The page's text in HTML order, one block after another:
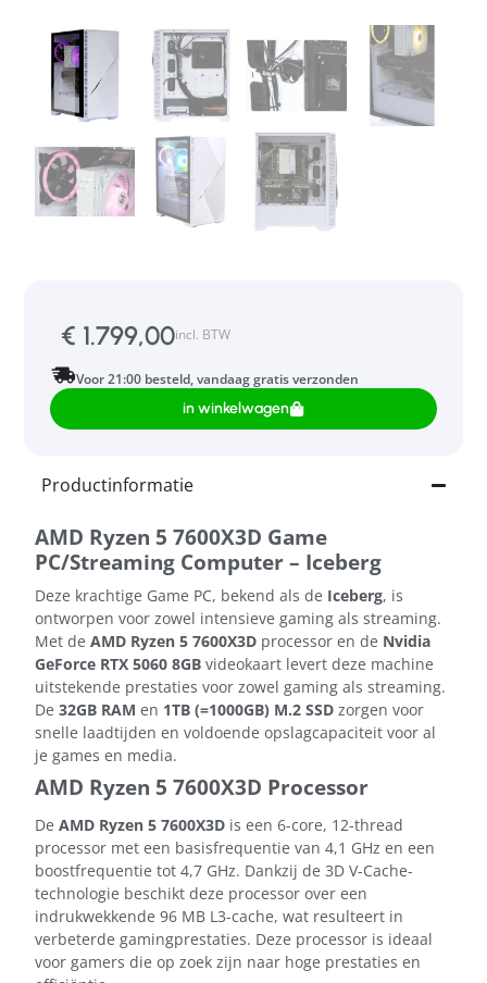
€ 1.799,00incl. BTW
Voor 21:00 besteld, vandaag gratis verzonden
in winkelwagen
Productinformatie
AMD Ryzen 5 7600X3D Game
PC/Streaming Computer – Iceberg
Deze krachtige Game PC, bekend als de Iceberg, is
ontworpen voor zowel intensieve gaming als streaming.
Met de AMD Ryzen 5 7600X3D processor en de Nvidia
GeForce RTX 5060 8GB videokaart levert deze machine
uitstekende prestaties voor zowel gaming als streaming.
De 32GB RAM en 1TB (=1000GB) M.2 SSD zorgen voor
snelle laadtijden en voldoende opslagcapaciteit voor al
je games en media.
AMD Ryzen 5 7600X3D Processor
De AMD Ryzen 5 7600X3D is een 6-core, 12-thread
processor met een basisfrequentie van 4,1 GHz en een
boostfrequentie tot 4,7 GHz. Dankzij de 3D V-Cache-
technologie beschikt deze processor over een
indrukwekkende 96 MB L3-cache, wat resulteert in
verbeterde gamingprestaties. Deze processor is ideaal
voor gamers die op zoek zijn naar hoge prestaties en